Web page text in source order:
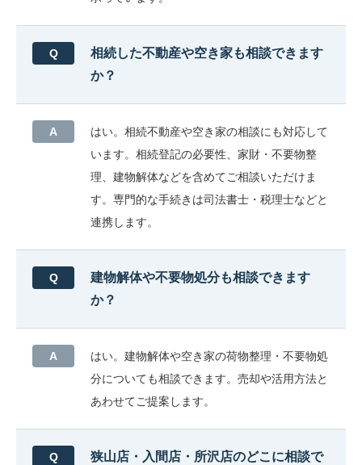
相続した不動産や空き家も相談できます
か？
はい。相続不動産や空き家の相談にも対応して
います。相続登記の必要性、家財・不要物整
理、建物解体などを含めてご相談いただけま
す。専門的な手続きは司法書士・税理士などと
連携します。
建物解体や不要物処分も相談できます
か？
はい。建物解体や空き家の荷物整理・不要物処
分についても相談できます。売却や活用方法と
あわせてご提案します。
狭山店・入間店・所沢店のどこに相談で